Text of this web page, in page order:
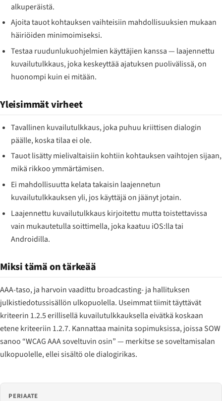
alkuperäistä.
Ajoita tauot kohtauksen vaihteisiin mahdollisuuksien mukaan
häiriöiden minimoimiseksi.
Testaa ruudunlukuohjelmien käyttäjien kanssa — laajennettu
kuvailutulkkaus, joka keskeyttää ajatuksen puolivälissä, on
huonompi kuin ei mitään.
Yleisimmät virheet
Tavallinen kuvailutulkkaus, joka puhuu kriittisen dialogin
päälle, koska tilaa ei ole.
Tauot lisätty mielivaltaisiin kohtiin kohtauksen vaihtojen sijaan,
mikä rikkoo ymmärtämisen.
Ei mahdollisuutta kelata takaisin laajennetun
kuvailutulkkauksen yli, jos käyttäjä on jäänyt jotain.
Laajennettu kuvailutulkkaus kirjoitettu mutta toistettavissa
vain mukautetulla soittimella, joka kaatuu iOS:lla tai
Androidilla.
Miksi tämä on tärkeää
AAA-taso, ja harvoin vaadittu broadcasting- ja hallituksen
julkistiedotussisällön ulkopuolella. Useimmat tiimit täyttävät
kriteerin 1.2.5 erillisellä kuvailutulkkauksella eivätkä koskaan
etene kriteeriin 1.2.7. Kannattaa mainita sopimuksissa, joissa SOW
sanoo “WCAG AAA soveltuvin osin” — merkitse se soveltamisalan
ulkopuolelle, ellei sisältö ole dialogirikas.
PERIAATE